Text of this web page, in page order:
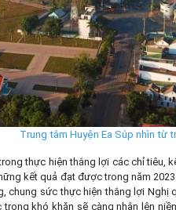
Trung tâm Huyện Ea Súp nhìn từ
thực hiện thắng lợi các chỉ tiêu,
kết quả đạt được trong năm
chung sức thực hiện thắng lợi
khó khăn sẽ càng nhân lên